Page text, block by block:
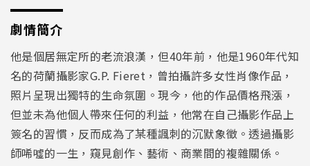
劇情簡介
他是個居無定所的老流浪漢，但40年前，他是1960年代知
名的荷蘭攝影家G.P. Fieret，曾拍攝許多女性肖像作品，
照片呈現出獨特的生命氛圍。現今，他的作品價格飛漲，
但並未為他個人帶來任何的利益，他常在自己攝影作品上
簽名的習慣，反而成為了某種諷刺的沉默象徵。透過攝影
師唏噓的一生，窺見創作、藝術、商業間的複雜關係。